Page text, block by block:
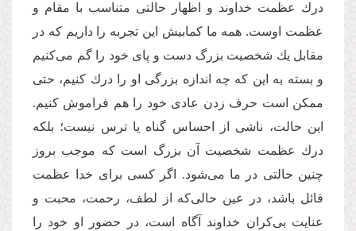
درك عظمت خداوند و اظهار حالتی متناسب با مقام و
عظمت اوست. همه ما كمابیش این تجربه را داریم كه در
مقابل یك شخصیت بزرگ دست و پای خود را گم می‌كنیم
و بسته به این که چه اندازه بزرگی او را درك كنیم، حتی
ممكن است حرف زدن عادی خود را هم فراموش كنیم.
این حالت، ناشی از احساس گناه یا ترس نیست؛ بلكه
درك عظمت شخصیت آن بزرگ است كه موجب بروز
چنین حالتی در ما می‌شود. اگر کسی برای خدا عظمت
قائل باشد، در عین حالی‌كه از لطف، رحمت، محبت و
عنایت بی‌كران خداوند آگاه است، در حضور او خود را